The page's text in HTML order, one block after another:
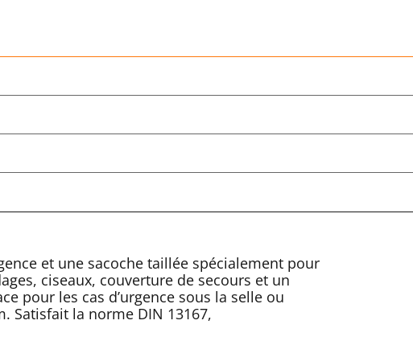
et une sacoche taillée spécialement pour
ciseaux, couverture de secours et un
pour les cas d’urgence sous la selle ou
Satisfait la norme DIN 13167,